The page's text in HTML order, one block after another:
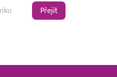
Přejít